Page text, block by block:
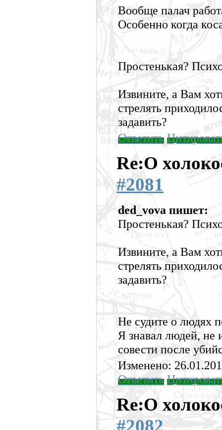
Вообще палач
Особенно когда
Простенькая?
Извините, а Вам
стрелять
задавить?
Ответить
Re:О
#2081
ded_vova пишет:
Простенькая?
Извините, а Вам
стрелять
задавить?
Не судите о людях
Я знавал людей,
совести после
Изменено:
Ответить
Re:О
#2082